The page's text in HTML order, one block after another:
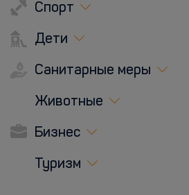
Спорт
Дети
Санитарные меры
Животные
Бизнес
Туризм